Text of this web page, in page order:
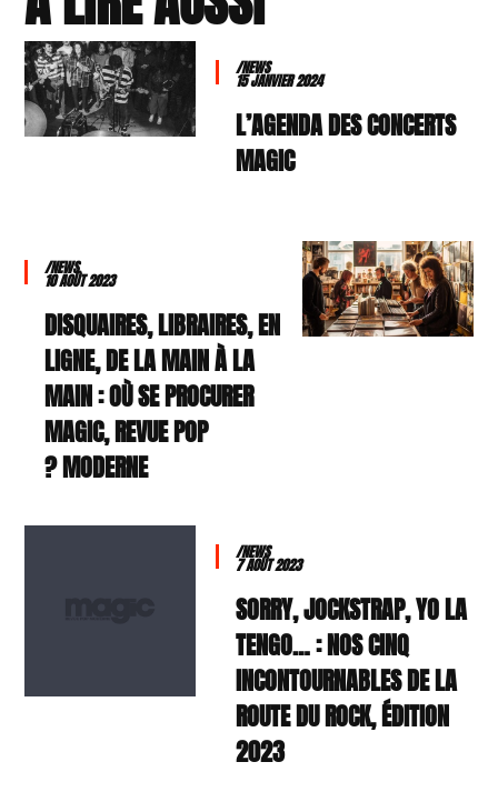
/NEWS
15 JANVIER 2024
L’AGENDA DES CONCERTS
MAGIC
/NEWS
10 AOÛT 2023
DISQUAIRES, LIBRAIRES, EN
LIGNE, DE LA MAIN À LA
MAIN : OÙ SE PROCURER
MAGIC, REVUE POP
MODERNE ?
/NEWS
7 AOÛT 2023
SORRY, JOCKSTRAP, YO LA
TENGO… : NOS CINQ
INCONTOURNABLES DE LA
ROUTE DU ROCK, ÉDITION
2023